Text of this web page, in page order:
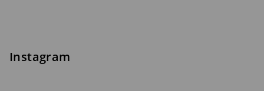
Instagram